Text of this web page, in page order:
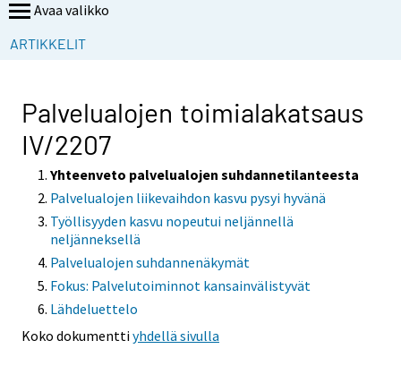
Avaa valikko
ARTIKKELIT
Palvelualojen toimialakatsaus
IV/2207
Yhteenveto palvelualojen suhdannetilanteesta
Palvelualojen liikevaihdon kasvu pysyi hyvänä
Työllisyyden kasvu nopeutui neljännellä
neljänneksellä
Palvelualojen suhdannenäkymät
Fokus: Palvelutoiminnot kansainvälistyvät
Lähdeluettelo
Koko dokumenttiyhdellä sivulla